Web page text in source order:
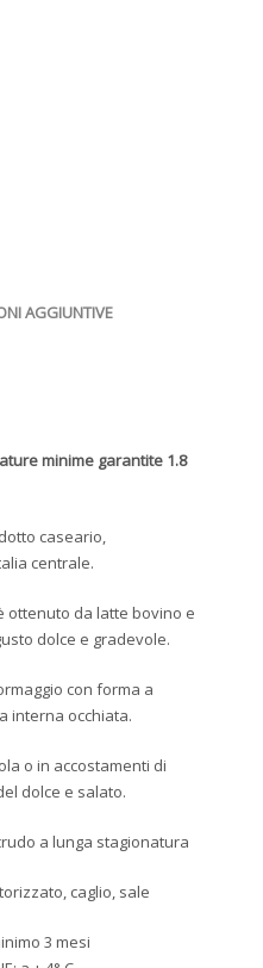
AGGIUNTIVE
minime garantite 1.8
caseario,
centrale.
ottenuto da latte bovino e
dolce e gradevole.
con forma a
interna occhiata.
o in accostamenti di
dolce e salato.
a lunga stagionatura
caglio, sale
3 mesi